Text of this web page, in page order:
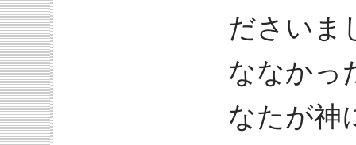
ださいま
ななかっ
なたが神